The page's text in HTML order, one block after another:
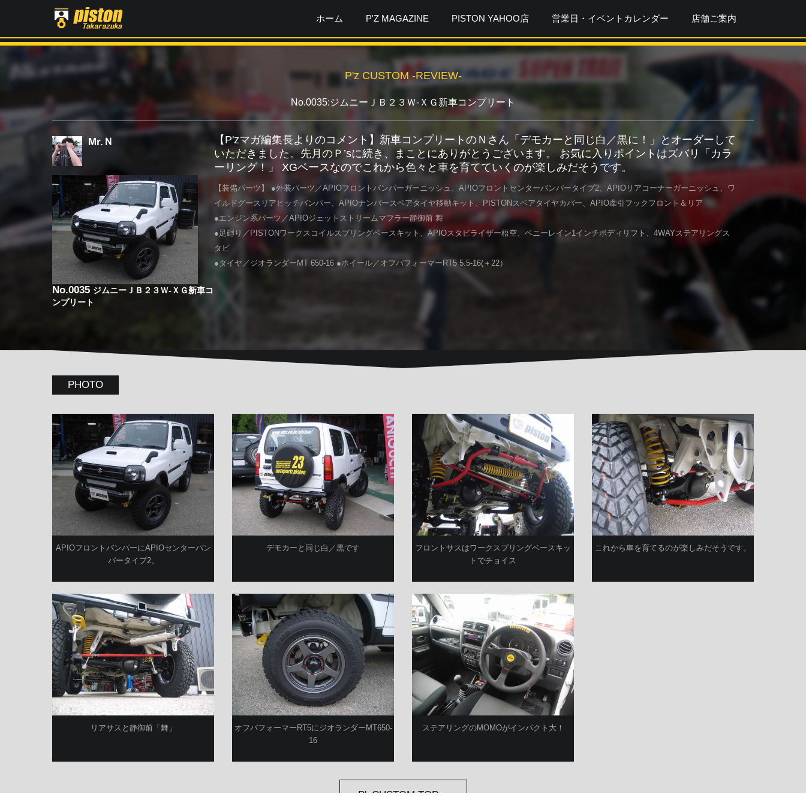
ホーム P'Z MAGAZINE PISTON YAHOO店 営業日・イベントカレンダー 店舗ご案内
P'z CUSTOM -REVIEW-
No.0035:ジムニーＪＢ２３Ｗ-ＸＧ新車コンプリート
Mr.Ｎ
No.0035 ジムニーＪＢ２３Ｗ-ＸＧ新車コ
ンプリート
【P'zマガ編集長よりのコメント】新車コンプリートのＮさん「デモカーと同じ白／黒に！」とオーダーして
いただきました。先月のＰ’sに続き、まことにありがとうございます。 お気に入りポイントはズバリ「カラ
ーリング！」 XGベースなのでこれから色々と車を育てていくのが楽しみだそうです。
【装備パーツ】 ●外装パーツ／APIOフロントバンパーガーニッシュ、APIOフロントセンターバンパータイプ2、APIOリアコーナーガーニッシュ、ワ
イルドグースリアヒッチバンパー、APIOナンバースペアタイヤ移動キット、PISTONスペアタイヤカバー、APIO牽引フックフロント＆リア
●エンジン系パーツ／APIOジェットストリームマフラー静御前 舞
●足廻り／PISTONワークスコイルスプリングベースキット、APIOスタビライザー梧空、ペニーレイン1インチボディリフト、4WAYステアリングス
タビ
●タイヤ／ジオランダーMT 650-16 ●ホイール／オフパフォーマーRT5 5.5-16(＋22）
PHOTO
APIOフロントバンパーにAPIOセンターバン
パータイプ2。
デモカーと同じ白／黒です
フロントサスはワークスプリングベースキッ
トでチョイス
これから車を育てるのが楽しみだそうです。
リアサスと静御前「舞」
オフパフォーマーRT5にジオランダーMT650-
16
ステアリングのMOMOがインパクト大！
P'zCUSTOM TOPへ